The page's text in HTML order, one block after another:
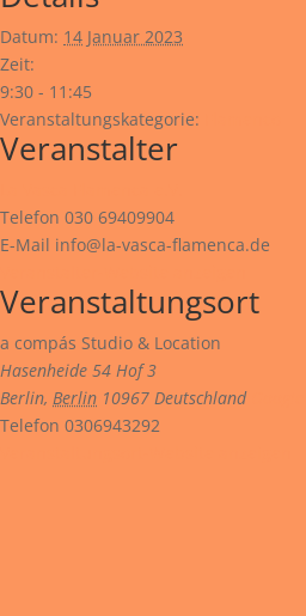
Datum: 14 Januar 2023
Zeit:
9:30 - 11:45
Veranstaltungskategorie:
Veranstalter
Telefon 030 69409904
E-Mail info@la-vasca-flamenca.de
Veranstaltungsort
a compás Studio & Location
Hasenheide 54 Hof 3
Berlin, Berlin 10967 Deutschland
Telefon 0306943292